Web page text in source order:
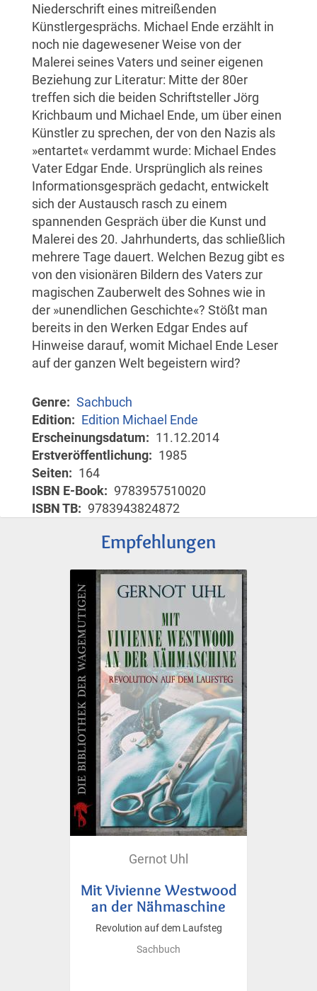
Niederschrift eines mitreißenden
Künstlergesprächs. Michael Ende erzählt in
noch nie dagewesener Weise von der
Malerei seines Vaters und seiner eigenen
Beziehung zur Literatur: Mitte der 80er
treffen sich die beiden Schriftsteller Jörg
Krichbaum und Michael Ende, um über einen
Künstler zu sprechen, der von den Nazis als
»entartet« verdammt wurde: Michael Endes
Vater Edgar Ende. Ursprünglich als reines
Informationsgespräch gedacht, entwickelt
sich der Austausch rasch zu einem
spannenden Gespräch über die Kunst und
Malerei des 20. Jahrhunderts, das schließlich
mehrere Tage dauert. Welchen Bezug gibt es
von den visionären Bildern des Vaters zur
magischen Zauberwelt des Sohnes wie in
der »unendlichen Geschichte«? Stößt man
bereits in den Werken Edgar Endes auf
Hinweise darauf, womit Michael Ende Leser
auf der ganzen Welt begeistern wird?
Genre
Sachbuch
Edition
Edition Michael Ende
Erscheinungsdatum
11.12.2014
Erstveröffentlichung
1985
Seiten
164
ISBN E-Book
9783957510020
ISBN TB
9783943824872
Empfehlungen
Gernot Uhl
Mit Vivienne Westwood
an der Nähmaschine
Revolution auf dem Laufsteg
Sachbuch